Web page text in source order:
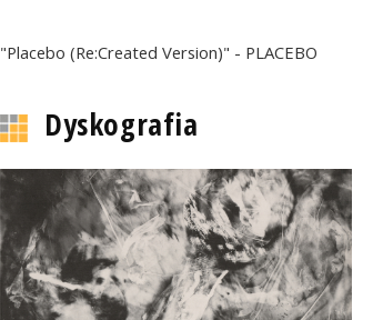
"Placebo (Re:Created Version)" - PLACEBO
Dyskografia